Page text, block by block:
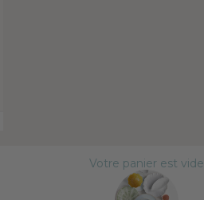
Votre panier est vide